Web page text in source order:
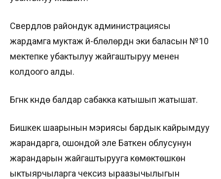
Свердлов райондук администрациясы
жардамга муктаж үй-бүлөлөрдүн эки баласын №10
мектепке убактылуу жайгаштыруу менен
колдоого алды.
Бүгүнкү күндө балдар сабакка катышып жатышат.
Бишкек шаарынын мэриясы бардык кайрымдуу
жарандарга, ошондой эле Баткен облусунун
жарандарын жайгаштырууга көмөктөшкөн
ыктыярчыларга чексиз ыраазычылыгын